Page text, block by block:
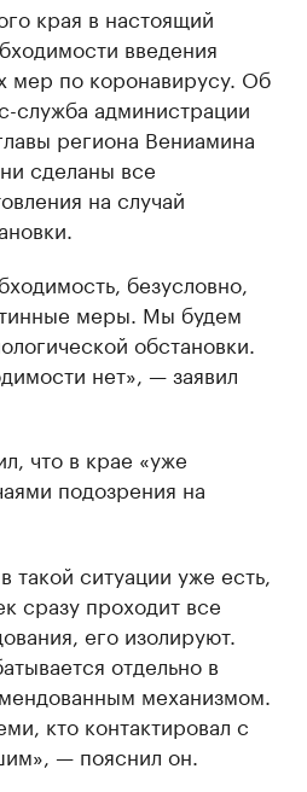
края в настоящий
введения
мер по коронавирусу. Об
служба администрации
региона Вениамина
сделаны все
на случай
безусловно,
меры. Мы будем
обстановки.
нет», — заявил
что в крае «уже
подозрения на
такой ситуации уже есть,
сразу проходит все
его изолируют.
отдельно в
механизмом.
кто контактировал с
— пояснил он.